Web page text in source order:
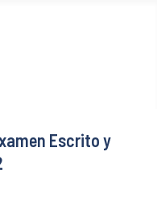
Escrito y